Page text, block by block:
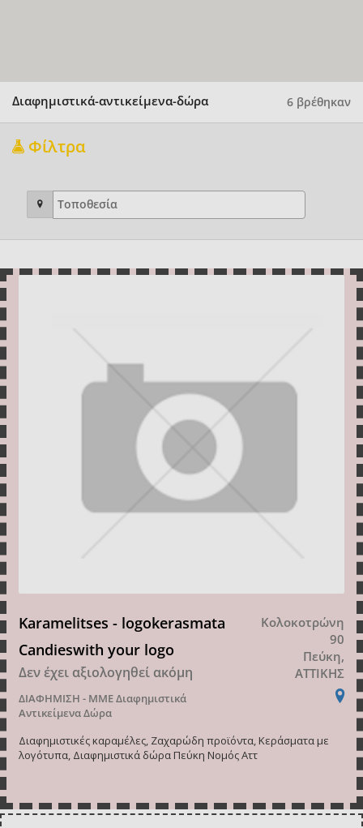
Διαφημιστικά-αντικείμενα-δώρα 6 βρέθηκαν
Φίλτρα
Karamelitses - logokerasmata
Candieswith your logo
Δεν έχει αξιολογηθεί ακόμη
ΔΙΑΦΗΜΙΣΗ - ΜΜΕΔιαφημιστικά
Αντικείμενα Δώρα
Κολοκοτρώνη
90
Πεύκη,
ΑΤΤΙΚΗΣ
Διαφημιστικές καραμέλες, Ζαχαρώδη προϊόντα, Κεράσματα με
λογότυπα, Διαφημιστικά δώρα Πεύκη Νομός Αττ